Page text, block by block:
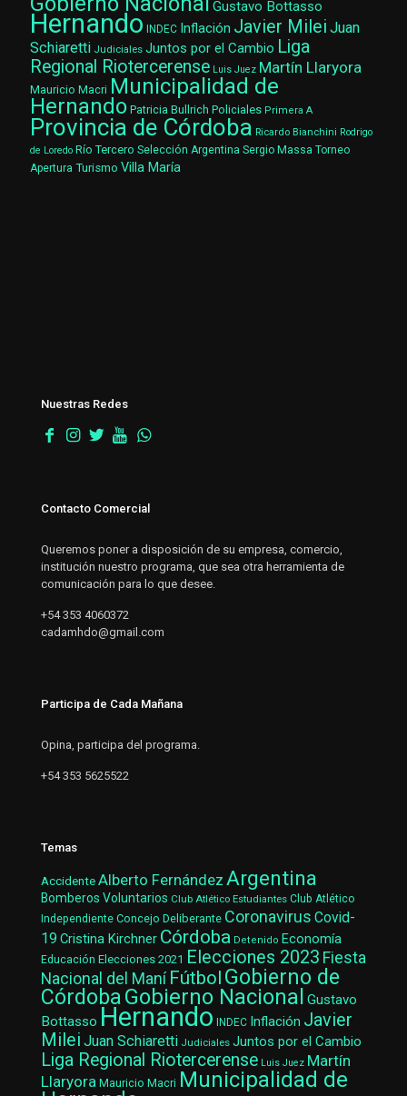
Gustavo Bottasso
Hernando INDEC Inflación Javier Milei Juan
Schiaretti Judiciales Juntos por el Cambio Liga
Regional Riotercerense Luis Juez Martín Llaryora
Mauricio Macri Municipalidad de
Hernando Patricia Bullrich Policiales Primera A
Provincia de Córdoba Ricardo Bianchini Rodrigo
de Loredo Río Tercero Selección Argentina Sergio Massa Torneo
Apertura Turismo Villa María
Nuestras Redes
Contacto Comercial
Queremos poner a disposición de su empresa, comercio,
institución nuestro programa, que sea otra herramienta de
comunicación para lo que desee.
+54 353 4060372
cadamhdo@gmail.com
Participa de Cada Mañana
Opina, participa del programa.
+54 353 5625522
Temas
AccidenteAlberto Fernández Argentina
Bomberos Voluntarios Club Atlético Estudiantes Club Atlético
Independiente Concejo Deliberante Coronavirus Covid-
19 Cristina Kirchner Córdoba Detenido Economía
Educación Elecciones 2021 Elecciones 2023 Fiesta
Nacional del Maní Fútbol Gobierno de
CórdobaGobierno Nacional Gustavo
Bottasso Hernando INDEC Inflación Javier
Milei Juan Schiaretti Judiciales Juntos por el Cambio
Liga Regional Riotercerense Luis Juez Martín
Llaryora Mauricio Macri Municipalidad de